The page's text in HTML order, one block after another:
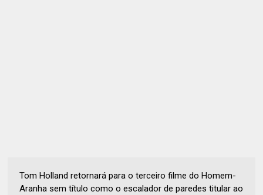
Tom Holland retornará para o terceiro filme do Homem-
Aranha sem título como o escalador de paredes titular ao